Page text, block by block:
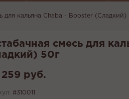
для кальяна Chaba - Booster (Сладкий)
смесь для
50г
259 руб.
#310011